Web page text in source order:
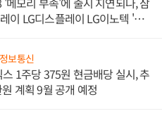
이 LG디스플레이 LG이노텍 '탈
보통신
1주당 375원 현금배당 실시, 추
계획 9월 공개 예정